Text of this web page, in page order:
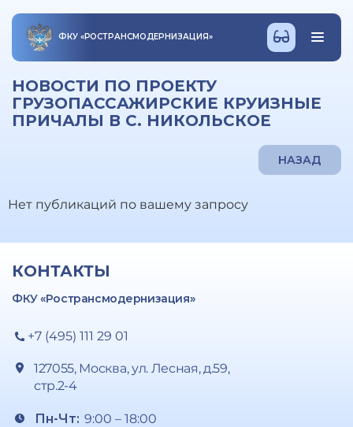
ФКУ «РОСТРАНСМОДЕРНИЗАЦИЯ»
НОВОСТИ ПО ПРОЕКТУ
ГРУЗОПАССАЖИРСКИЕ КРУИЗНЫЕ
ПРИЧАЛЫ В С. НИКОЛЬСКОЕ
НАЗАД
Нет публикаций по вашему запросу
КОНТАКТЫ
ФКУ «Ространсмодернизация»
+7 (495) 111 29 01
127055, Москва, ул. Лесная, д.59,
стр.2-4
Пн-Чт: 9:00 – 18:00